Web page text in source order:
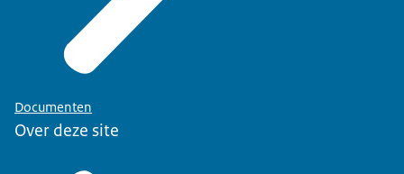
Documenten
Over deze site